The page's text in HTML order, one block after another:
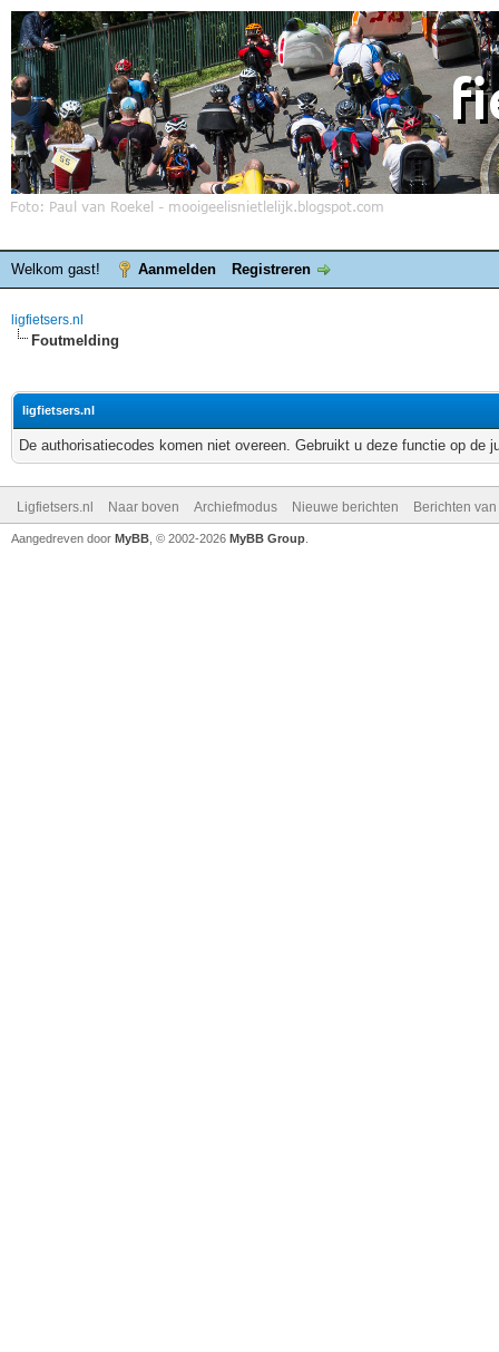
Welkom gast! Aanmelden Registreren
ligfietsers.nl
Foutmelding
ligfietsers.nl
De authorisatiecodes komen niet overeen. Gebruikt u deze functie op de
Ligfietsers.nl Naar boven Archiefmodus Nieuwe berichten Berichten
Aangedreven door MyBB , © 2002-2026 MyBB Group